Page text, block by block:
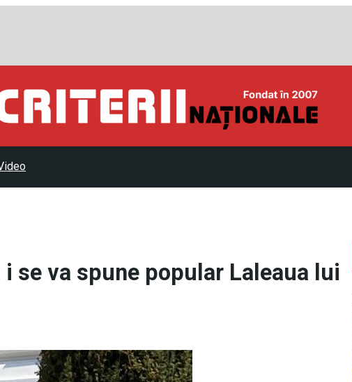
se va spune popular Laleaua lui